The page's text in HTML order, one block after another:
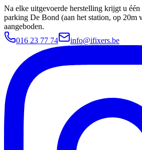
Na elke uitgevoerde herstelling krijgt u
parking De Bond (aan het station, op 20m
aangeboden.
016 23 77 74
info@ifixers.be